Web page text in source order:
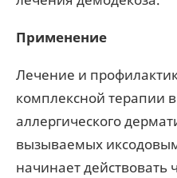
Применение
Лечение и
комплексной терапии
аллергического
вызываемых
начинает действовать